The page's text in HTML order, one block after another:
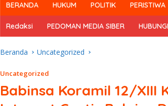
BERANDA HUKUM POLITIK PERISTIWA
Redaksi PEDOMAN MEDIA SIBER
Beranda Uncategorized
Uncategorized
Babinsa Koramil 12/XIII